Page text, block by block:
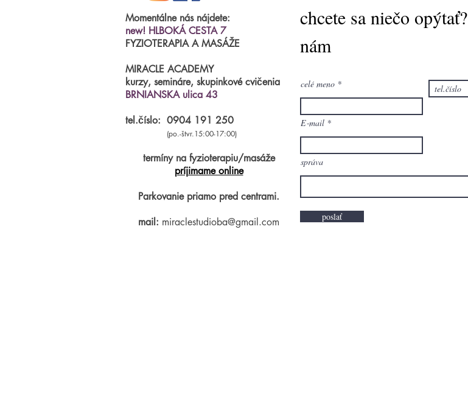
Momentálne nás nájdete:
new! HLBOKÁ CESTA 7
FYZIOTERAPIA A MASÁŽE
MIRACLE ACADEMY
kurzy, semináre, skupinkové cvičenia
BRNIANSKA ulica 43
tel.číslo: 0904 191 250
(po.-štvr.15:00-17:00)
termíny na fyzioterapiu/masáže
príjimame online
Parkovanie priamo pred centrami.
mail: miraclestudioba@gmail.com
chcete sa niečo
nám
celé meno
E‑mail
správa
poslať